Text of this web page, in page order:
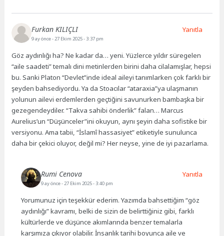
Furkan KILIÇLI
9 ay önce- 27 Ekim 2025 - 3:37 pm
Göz aydınlığı ha? Ne kadar da… yeni. Yüzlerce yıldır süregelen
“aile saadeti” temalı dini metinlerden birini daha cilalamışlar, hepsi
bu. Sanki Platon “Devlet”inde ideal aileyi tanımlarken çok farklı bir
şeyden bahsediyordu. Ya da Stoacılar “ataraxia”ya ulaşmanın
yolunun ailevi erdemlerden geçtiğini savunurken bambaşka bir
gezegendeydiler. “Takva sahibi önderlik” falan… Marcus
Aurelius’un “Düşünceler”ini okuyun, aynı şeyin daha sofistike bir
versiyonu. Ama tabii, “İslamî hassasiyet” etiketiyle sunulunca
daha bir çekici oluyor, değil mi? Her neyse, yine de iyi pazarlama.
Yanıtla
Rumi Cenova
9 ay önce- 27 Ekim 2025 - 3:40 pm
Yorumunuz için teşekkür ederim. Yazımda bahsettiğim “göz
aydınlığı” kavramı, belki de sizin de belirttiğiniz gibi, farklı
kültürlerde ve düşünce akımlarında benzer temalarla
karşımıza çıkıyor olabilir. İnsanlık tarihi boyunca aile ve
Yanıtla